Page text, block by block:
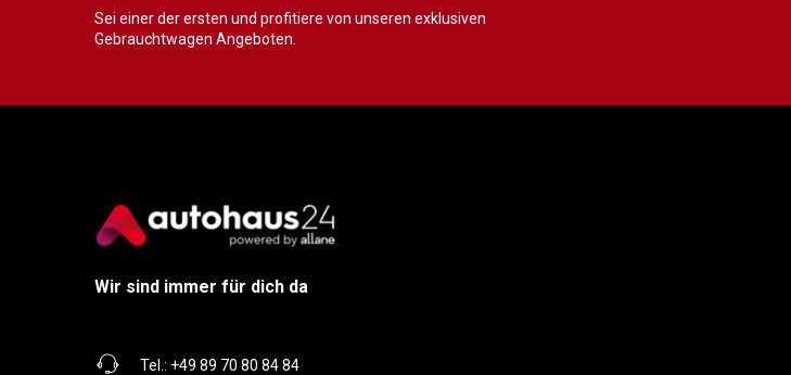
Sei einer der ersten und profitiere von unseren exklusiven
Gebrauchtwagen Angeboten.
Wir sind immer für dich da
Tel.: +49 89 70 80 84 84